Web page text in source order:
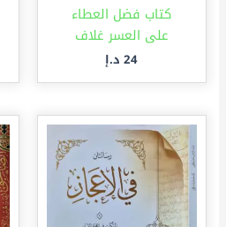
كتاب فضل العطاء
على العسر غلاف
24 د.إ